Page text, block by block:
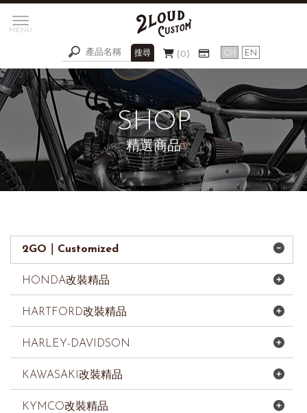
0
精選商品
2GO｜Customized
HONDA改裝精品
HARTFORD改裝精品
HARLEY-DAVIDSON
KAWASAKI改裝精品
KYMCO改裝精品